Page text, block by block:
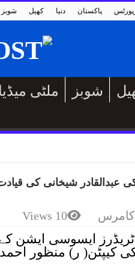
شوبز کھیل دنیا پاکستان
ملٹی میڈیا شوبز
کامرس 10 Views
ایسوسی ایشن کے